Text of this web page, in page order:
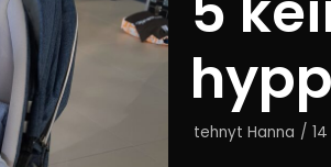
tehnyt Hanna